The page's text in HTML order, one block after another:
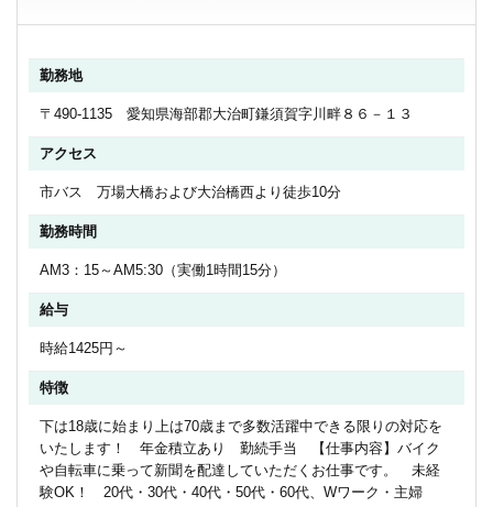
勤務地
〒490-1135 愛知県海部郡大治町鎌須賀字川畔８６－１３
アクセス
市バス 万場大橋および大治橋西より徒歩10分
勤務時間
AM3：15～AM5:30（実働1時間15分）
給与
時給1425円～
特徴
下は18歳に始まり上は70歳まで多数活躍中できる限りの対応を
いたします！ 年金積立あり 勤続手当 【仕事内容】バイク
や自転車に乗って新聞を配達していただくお仕事です。 未経
験OK！ 20代・30代・40代・50代・60代、Wワーク・主婦